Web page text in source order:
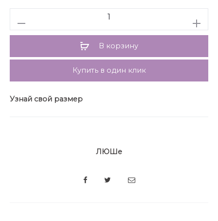
может незначительно отличаться от фото.
Длина платья от плеча 139 см во всех размерах.
В корзину
Купить в один клик
Узнай свой размер
ЛЮШе
SHARE